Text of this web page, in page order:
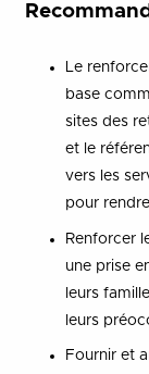
Le
base
sites des
et le
vers les
pour
Renforcer
une prise
leurs
leurs
Fournir et